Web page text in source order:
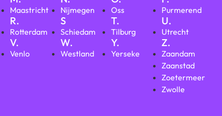
Maastricht Nijmegen Oss Purmerend
R.
Rotterdam
S
Schiedam
T.
Tilburg
U.
Utrecht
V.
Venlo
W.
Westland
Y.
Yerseke
Z.
Zaandam
Zaanstad
Zoetermeer
Zwolle